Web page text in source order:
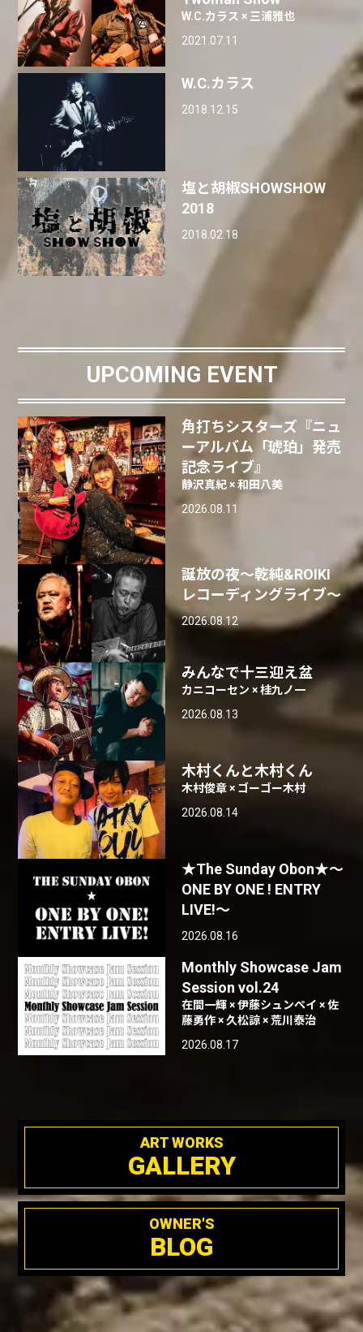
W.C.カラス × 三浦雅也
2021.07.11
W.C.カラス
2018.12.15
塩と胡椒SHOWSHOW
2018
2018.02.18
UPCOMING EVENT
角打ちシスターズ『ニュ
ーアルバム「琥珀」発売
記念ライブ』
静沢真紀 × 和田八美
2026.08.11
誕放の夜〜乾純&ROIKI
レコーディングライブ〜
2026.08.12
みんなで十三迎え盆
カニコーセン × 桂九ノ一
2026.08.13
木村くんと木村くん
木村俊章 × ゴーゴー木村
2026.08.14
★The Sunday Obon★〜
ONE BY ONE ! ENTRY
LIVE!〜
2026.08.16
Monthly Showcase Jam
Session vol.24
在間一輝 × 伊藤シュンペイ × 佐
藤勇作 × 久松諒 × 荒川泰治
2026.08.17
ART WORKS
GALLERY
OWNER'S
BLOG